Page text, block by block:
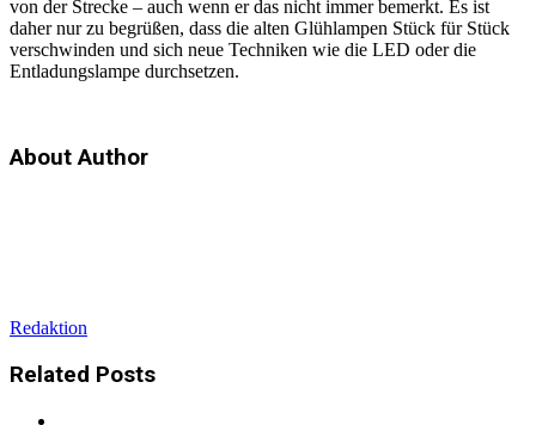
von der Strecke – auch wenn er das nicht immer bemerkt. Es ist
daher nur zu begrüßen, dass die alten Glühlampen Stück für Stück
verschwinden und sich neue Techniken wie die LED oder die
Entladungslampe durchsetzen.
About Author
Redaktion
Related Posts